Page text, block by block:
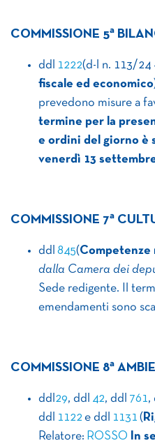
COMMISSIONE 5a
ddl 1222(d-l n. 113/24
fiscale ed economico
prevedono misure a
termine per la
e ordini del giorno è
venerdì 13
COMMISSIONE 7a
ddl 845(Competenze
dalla Camera dei
Sede redigente. Il
emendamenti sono
COMMISSIONE 8a
ddl 29, ddl 42, ddl 761,
ddl
1122 e ddl 1131 (
Relatore: ROSSO
In